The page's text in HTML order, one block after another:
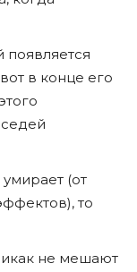
появляется
в конце его
(от
то
не мешают